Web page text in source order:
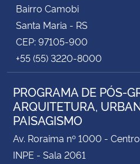
Bairro Camobi
Santa Maria - RS
CEP: 97105-900
+55 (55) 3220-8000
PROGRAMA DE PÓS-
ARQUITETURA,
PAISAGISMO
Av. Roraima nº 1000 -
INPE - Sala 2061